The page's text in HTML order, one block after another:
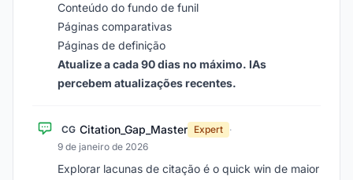
Conteúdo do fundo de funil
Páginas comparativas
Páginas de definição
Atualize a cada 90 dias no máximo. IAs
percebem atualizações recentes.
CG Citation_Gap_Master Expert ·
9 de janeiro de 2026
Explorar lacunas de citação é o quick win de maior